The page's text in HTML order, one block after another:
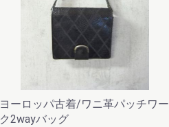
ヨーロッパ古着/ワニ革パッチワー
ク2wayバッグ